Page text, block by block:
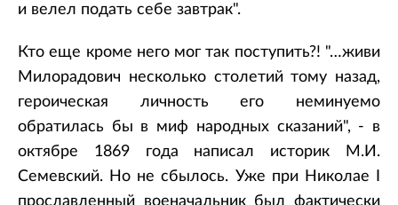
и велел подать себе завтрак".
Кто еще кроме него мог так поступить?! "…живи
Милорадович несколько столетий тому назад,
героическая личность его неминуемо
обратилась бы в миф народных сказаний", - в
октябре 1869 года написал историк М.И.
Семевский. Но не сбылось. Уже при Николае I
прославленный военачальник был фактически